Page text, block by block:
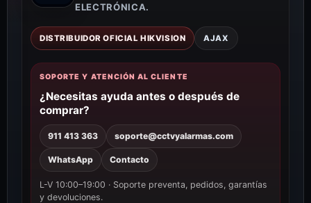
ELECTRÓNICA.
DISTRIBUIDOR OFICIAL HIKVISION AJAX
SOPORTE Y ATENCIÓN AL CLIENTE
¿Necesitas ayuda antes o después de
comprar?
911 413 363 soporte@cctvyalarmas.com
WhatsApp Contacto
L-V 10:00–19:00 · Soporte preventa, pedidos, garantías
y devoluciones.